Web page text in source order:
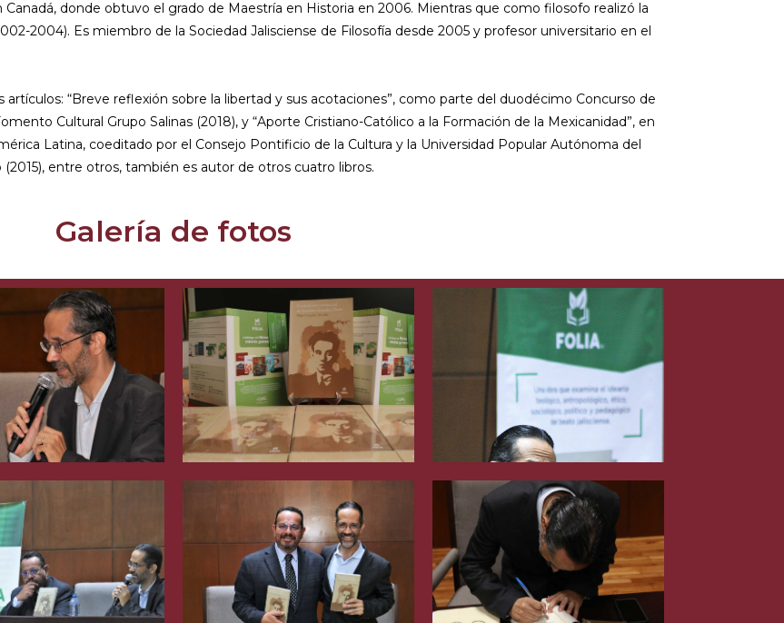
donde obtuvo el grado de Maestría en Historia en 2006. Mientras que como filosofo realizó la
2004). Es miembro de la Sociedad Jalisciense de Filosofía desde 2005 y profesor universitario en el
“Breve reflexión sobre la libertad y sus acotaciones”, como parte del duodécimo Concurso de
Cultural Grupo Salinas (2018), y “Aporte Cristiano-Católico a la Formación de la Mexicanidad”, en
Latina, coeditado por el Consejo Pontificio de la Cultura y la Universidad Popular Autónoma del
entre otros, también es autor de otros cuatro libros.
Galería de fotos